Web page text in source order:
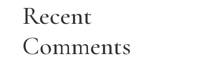
Recent
Comments